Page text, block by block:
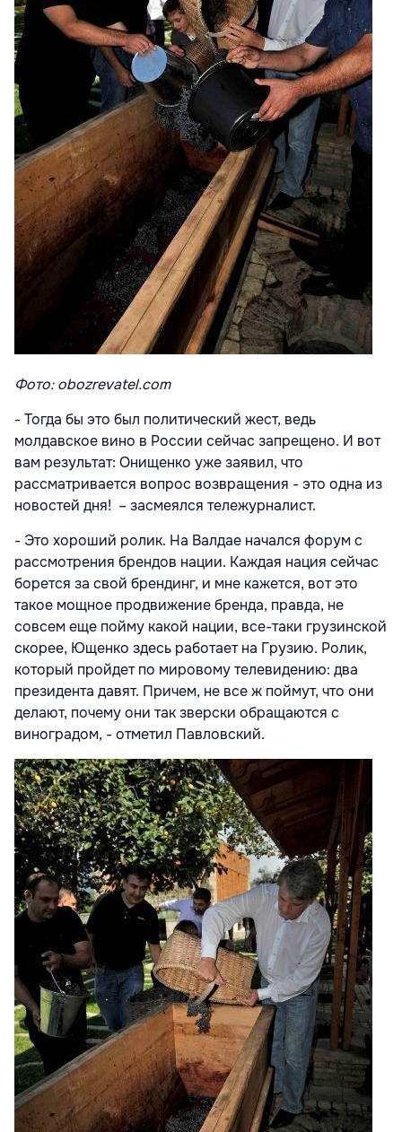
Фото: obozrevatel.com
- Тогда бы это был политический жест, ведь
молдавское вино в России сейчас запрещено. И вот
вам результат: Онищенко уже заявил, что
рассматривается вопрос возвращения - это одна из
новостей дня! – засмеялся тележурналист.
- Это хороший ролик. На Валдае начался форум с
рассмотрения брендов нации. Каждая нация сейчас
борется за свой брендинг, и мне кажется, вот это
такое мощное продвижение бренда, правда, не
совсем еще пойму какой нации, все-таки грузинской
скорее, Ющенко здесь работает на Грузию. Ролик,
который пройдет по мировому телевидению: два
президента давят. Причем, не все ж поймут, что они
делают, почему они так зверски обращаются с
виноградом, - отметил Павловский.